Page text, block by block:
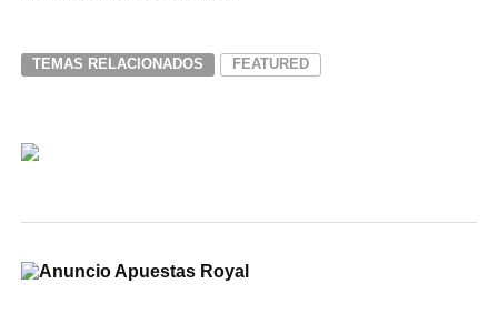
TEMAS RELACIONADOS FEATURED